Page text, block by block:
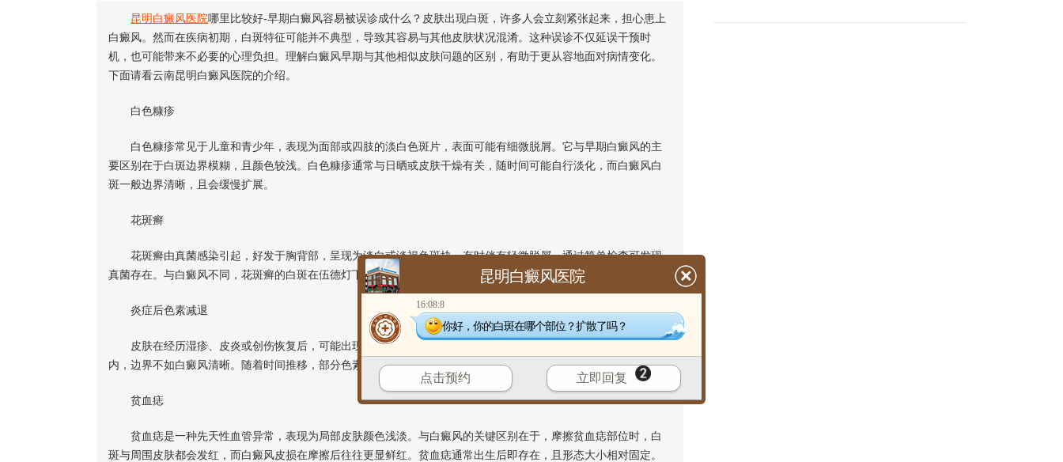
昆明白癜风医院哪里比较好-早期白癜风容易被误诊成什么？皮肤出现白斑，许多人会立刻紧张起来，担心患上
白癜风。然而在疾病初期，白斑特征可能并不典型，导致其容易与其他皮肤状况混淆。这种误诊不仅延误干预时
机，也可能带来不必要的心理负担。理解白癜风早期与其他相似皮肤问题的区别，有助于更从容地面对病情变化。
下面请看云南昆明白癜风医院的介绍。
白色糠疹
白色糠疹常见于儿童和青少年，表现为面部或四肢的淡白色斑片，表面可能有细微脱屑。它与早期白癜风的主
要区别在于白斑边界模糊，且颜色较浅。白色糠疹通常与日晒或皮肤干燥有关，随时间可能自行淡化，而白癜风白
斑一般边界清晰，且会缓慢扩展。
花斑癣
花斑癣由真菌感染引起，好发于胸背部，呈现为淡白或淡褐色斑块，有时伴有轻微脱屑。通过简单检查可发现
真菌存在。与白癜风不同，花斑癣的白斑在伍德灯下常呈现黄绿色荧光，且抗真菌治疗通常有效。
炎症后色素减退
皮肤在经历湿疹、皮炎或创伤恢复后，可能出现暂时性的色素减退区域。这些白斑通常局限在原有皮损范围
内，边界不如白癜风清晰。随着时间推移，部分色素可能自然恢复，这与白癜风进行性发展的特点有所不同。
贫血痣
贫血痣是一种先天性血管异常，表现为局部皮肤颜色浅淡。与白癜风的关键区别在于，摩擦贫血痣部位时，白
斑与周围皮肤都会发红，而白癜风皮损在摩擦后往往更显鲜红。贫血痣通常出生后即存在，且形态大小相对固定。
昆明白癜风医院
16:08:8
你好，你的白斑在哪个部位？扩散了吗？
点击预约 立即回复